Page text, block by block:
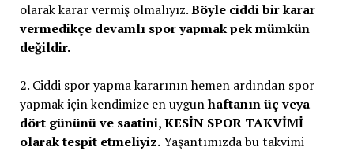
olarak karar vermiş olmalıyız.Böyle ciddi bir karar
vermedikçe devamlı spor yapmak pek mümkün
değildir.
2. Ciddi spor yapma kararının hemen ardından spor
yapmak için kendimize en uygunhaftanın üç veya
dört gününü ve saatini, KESİN SPOR TAKVİMİ
olarak tespit etmeliyiz.Yaşantımızda bu takvimi